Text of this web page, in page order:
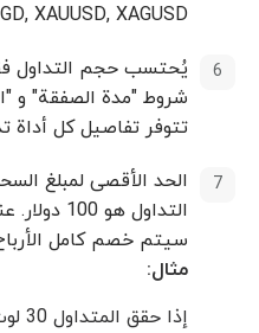
XAUUSD, XAGUSD.
يُحتسب حجم التداول
شروط "مدة الصفقة" و
تتوفر تفاصيل كل
الحد الأقصى لمبلغ
سيتم خصم كامل
مثال: